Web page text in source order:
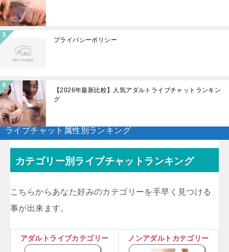
プライバシーポリシー
【2026年最新比較】人気アダルトライブチャットランキン
グ
ライブチャット属性別ランキング
カテゴリー別ライブチャットランキング
こちらからあなた好みのカテゴリーを手早く見つける
事が出来ます。
アダルトライブカテゴリー ノンアダルトカテゴリー